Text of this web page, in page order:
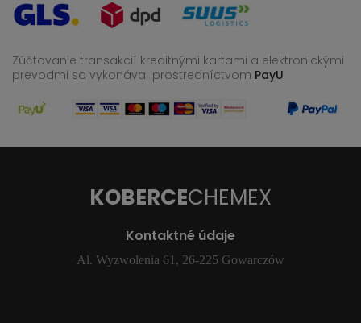
Zúčtovanie transakcií kreditnými kartami a elektronickými
prevodmi sa vykonáva prostredníctvom PayU
KOBERCECHEMEX
Kontaktné údaje
Al. Wyzwolenia 61, 26-225 Gowarczów